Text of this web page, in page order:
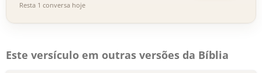
Resta 1 conversa hoje
Este versículo em outras versões da Bíblia